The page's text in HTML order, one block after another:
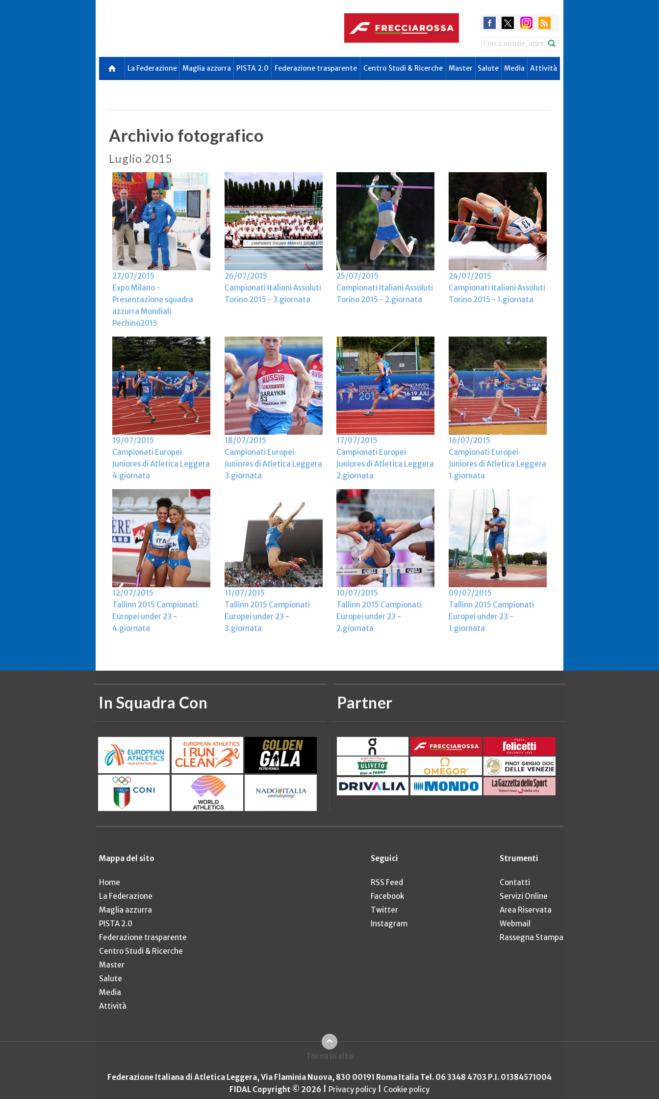
Search
La Federazione Maglia azzurra PISTA 2.0 Federazione trasparente Centro Studi & Ricerche Master Salute Media Attività
Archivio fotografico
Luglio 2015
27/07/2015
Expo Milano -
Presentazione squadra
azzurra Mondiali
Pechino2015
26/07/2015
Campionati Italiani Assoluti
Torino 2015 - 3.giornata
25/07/2015
Campionati Italiani Assoluti
Torino 2015 - 2.giornata
24/07/2015
Campionati Italiani Assoluti
Torino 2015 - 1.giornata
19/07/2015
Campionati Europei
Juniores di Atletica Leggera
4.giornata
18/07/2015
Campionati Europei
Juniores di Atletica Leggera
3.giornata
17/07/2015
Campionati Europei
Juniores di Atletica Leggera
2.giornata
16/07/2015
Campionati Europei
Juniores di Atletica Leggera
1.giornata
12/07/2015
Tallinn 2015 Campionati
Europei under 23 -
4.giornata
11/07/2015
Tallinn 2015 Campionati
Europei under 23 -
3.giornata
10/07/2015
Tallinn 2015 Campionati
Europei under 23 -
2.giornata
09/07/2015
Tallinn 2015 Campionati
Europei under 23 -
1.giornata
In Squadra Con Partner
Mappa del sito
Home
La Federazione
Maglia azzurra
PISTA 2.0
Federazione trasparente
Centro Studi & Ricerche
Master
Salute
Media
Attività
Seguici
RSS Feed
Facebook
Twitter
Instagram
Strumenti
Contatti
Servizi Online
Area Riservata
Webmail
Rassegna Stampa
Torna in alto
Federazione Italiana di Atletica Leggera, Via Flaminia Nuova, 830 00191 Roma Italia Tel. 06 3348 4703 P.I. 01384571004
FIDAL Copyright © 2026
Privacy policy Cookie policy